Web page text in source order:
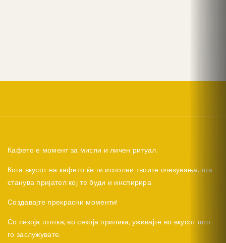
Кафето е момент за мисли и личен ритуал.
Кога вкусот на кафето ќе ги исполни твоите очекувања, тоа
станува пријател кој те буди и инспирира.
Создавајте прекрасни моменти!
Со секоја голтка, во секоја прилика, уживајте во вкусот што
го заслужувате.